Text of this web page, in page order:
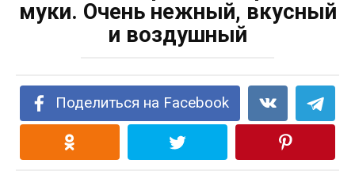
муки. Очень нежный, вкусный
и воздушный
Поделиться на Facebook